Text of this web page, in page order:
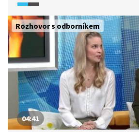
vydírání velkých firem a způsobech
Rozhovor s odborníkem
04:41